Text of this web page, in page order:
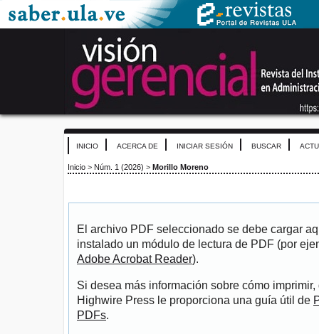
INICIO ACERCA DE INICIAR SESIÓN BUSCAR
Inicio > Núm. 1 (2026) > Morillo Moreno
El archivo PDF seleccionado se debe cargar
instalado un módulo de lectura de PDF (por
Adobe Acrobat Reader).
Si desea más información sobre cómo
Highwire Press le proporciona una guía útil de
PDFs.